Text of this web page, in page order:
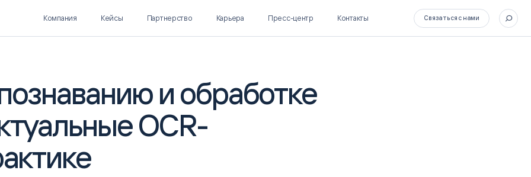
Polymatica EPM
ПЛАНИРОВАНИЕ И
БЮДЖЕТИРОВАНИЕ
SL Soft AI
AI ДЛЯ ГИПЕРАВТОМАТИЗАЦИИ
Компания Кейсы Партнерство Карьера Пресс-центр Контакты Связаться с нами
и обработке
OCR-